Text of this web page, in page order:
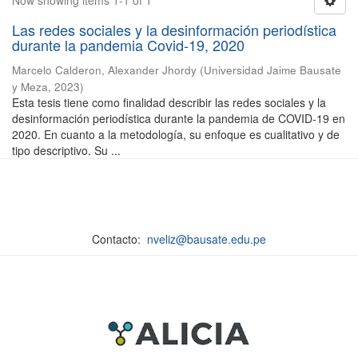
Las redes sociales y la desinformación periodística
durante la pandemia Covid-19, 2020
Marcelo Calderon, Alexander Jhordy (Universidad Jaime Bausate
y Meza, 2023)
Esta tesis tiene como finalidad describir las redes sociales y la
desinformación periodística durante la pandemia de COVID-19 en
2020. En cuanto a la metodología, su enfoque es cualitativo y de
tipo descriptivo. Su ...
Contacto: nveliz@bausate.edu.pe